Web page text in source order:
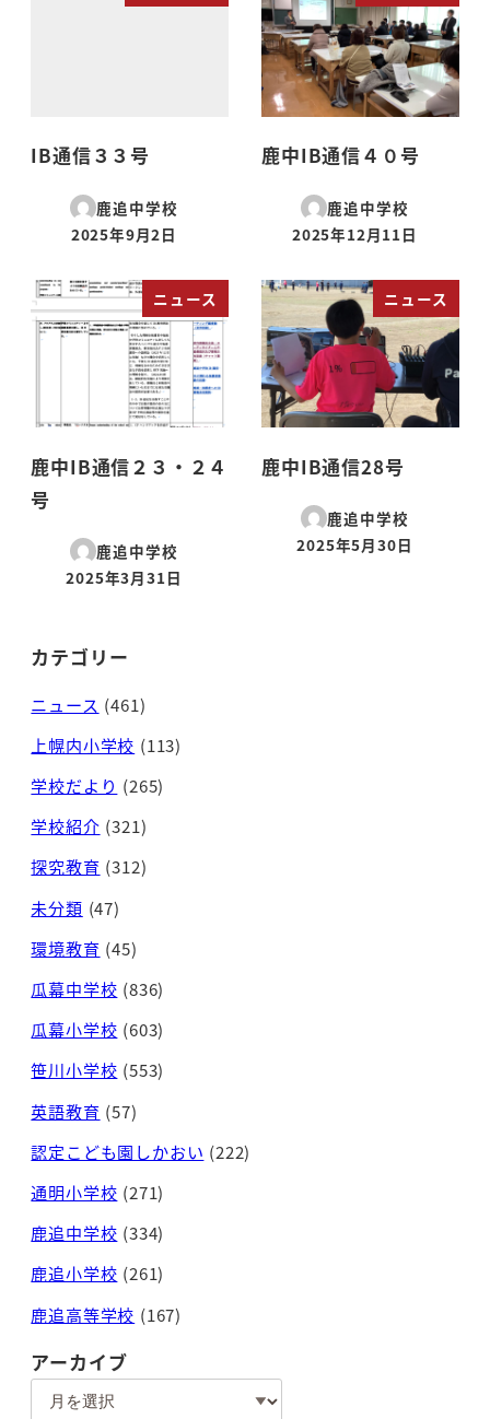
IB通信３３号
鹿追中学校
投稿日
2025年9月2日
鹿中IB通信４０号
鹿追中学校
投稿日
2025年12月11日
ニュース
鹿中IB通信２３・２４
号
鹿追中学校
投稿日
2025年3月31日
ニュース
鹿中IB通信28号
鹿追中学校
投稿日
2025年5月30日
カテゴリー
ニュース (461)
上幌内小学校 (113)
学校だより (265)
学校紹介 (321)
探究教育 (312)
未分類 (47)
環境教育 (45)
瓜幕中学校 (836)
瓜幕小学校 (603)
笹川小学校 (553)
英語教育 (57)
認定こども園しかおい (222)
通明小学校 (271)
鹿追中学校 (334)
鹿追小学校 (261)
鹿追高等学校 (167)
アーカイブ